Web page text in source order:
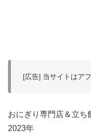
[広告] 当サイトはア
おにぎり専門店＆立ち
2023年